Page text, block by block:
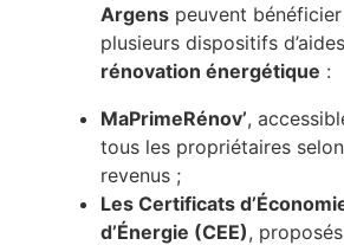
Argens peuvent
plusieurs dispositifs
rénovation énergétique :
MaPrimeRénov’,
tous les propriétaires
revenus ;
Les Certificats
d’Énergie (CEE),